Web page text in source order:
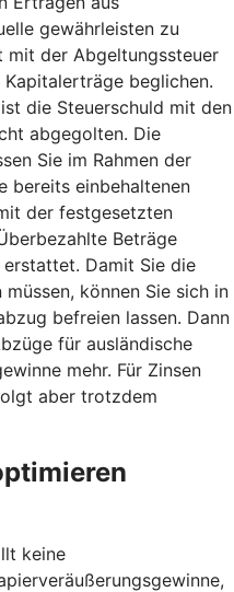
gewährleisten zu
mit der Abgeltungssteuer
beglichen.
die Steuerschuld mit den
abgegolten. Die
Sie im Rahmen der
bereits einbehaltenen
der festgesetzten
Beträge
Damit Sie die
können Sie sich in
befreien lassen. Dann
für ausländische
mehr. Für Zinsen
aber trotzdem
keine